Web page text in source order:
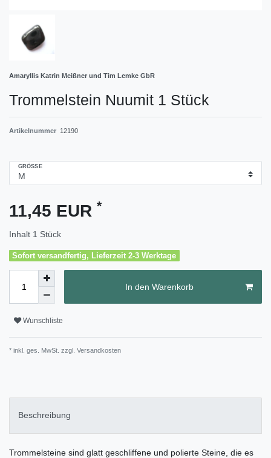
Amaryllis Katrin Meißner und Tim Lemke GbR
Trommelstein Nuumit 1 Stück
Artikelnummer 12190
GRÖSSE
11,45 EUR *
Inhalt 1 Stück
Sofort versandfertig, Lieferzeit 2-3 Werktage
In den Warenkorb
Wunschliste
* inkl. ges. MwSt. zzgl. Versandkosten
Beschreibung
Trommelsteine sind glatt geschliffene und polierte Steine, die es